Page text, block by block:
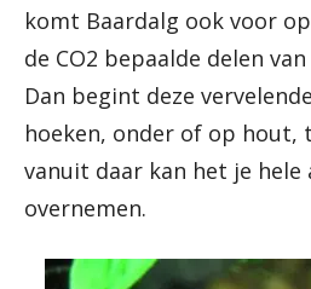
komt Baardalg ook voor
de CO2 bepaalde delen
Dan begint deze
hoeken, onder of op hout,
vanuit daar kan het je hele
overnemen.